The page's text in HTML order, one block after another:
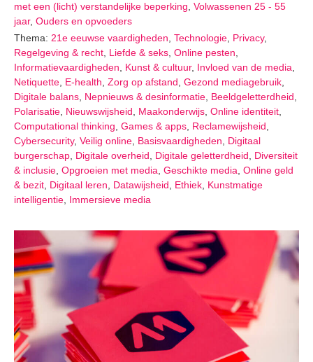
met een (licht) verstandelijke beperking, Volwassenen 25 - 55
jaar, Ouders en opvoeders
Thema: 21e eeuwse vaardigheden, Technologie, Privacy,
Regelgeving & recht, Liefde & seks, Online pesten,
Informatievaardigheden, Kunst & cultuur, Invloed van de media,
Netiquette, E-health, Zorg op afstand, Gezond mediagebruik,
Digitale balans, Nepnieuws & desinformatie, Beeldgeletterdheid,
Polarisatie, Nieuwswijsheid, Maakonderwijs, Online identiteit,
Computational thinking, Games & apps, Reclamewijsheid,
Cybersecurity, Veilig online, Basisvaardigheden, Digitaal
burgerschap, Digitale overheid, Digitale geletterdheid, Diversiteit
& inclusie, Opgroeien met media, Geschikte media, Online geld
& bezit, Digitaal leren, Datawijsheid, Ethiek, Kunstmatige
intelligentie, Immersieve media